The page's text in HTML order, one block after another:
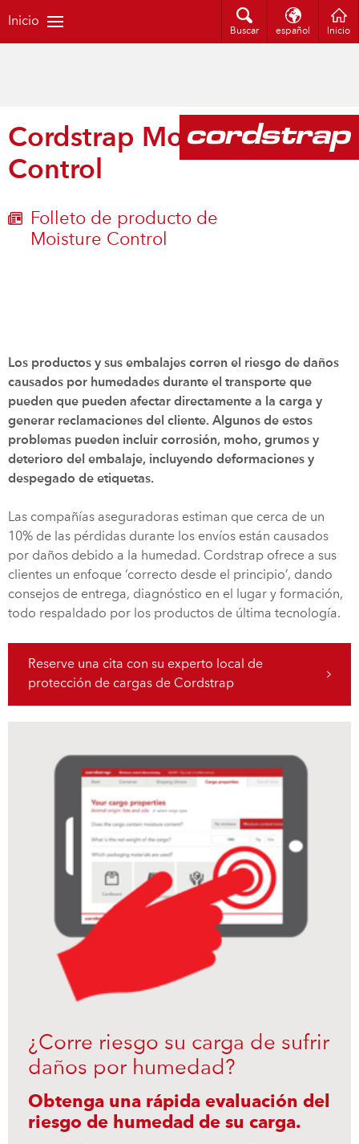
Inicio
Buscar español Inicio
Cordstrap Moisture
Control
Folleto de producto de
Moisture Control
Los productos y sus embalajes corren el riesgo de daños
causados por humedades durante el transporte que
pueden que pueden afectar directamente a la carga y
generar reclamaciones del cliente. Algunos de estos
problemas pueden incluir corrosión, moho, grumos y
deterioro del embalaje, incluyendo deformaciones y
despegado de etiquetas.
Las compañías aseguradoras estiman que cerca de un
10% de las pérdidas durante los envíos están causados
por daños debido a la humedad. Cordstrap ofrece a sus
clientes un enfoque ‘correcto desde el principio’, dando
consejos de entrega, diagnóstico en el lugar y formación,
todo respaldado por los productos de última tecnología.
Reserve una cita con su experto local de
protección de cargas de Cordstrap
¿Corre riesgo su carga de sufrir
daños por humedad?
Obtenga una rápida evaluación del
riesgo de humedad de su carga.